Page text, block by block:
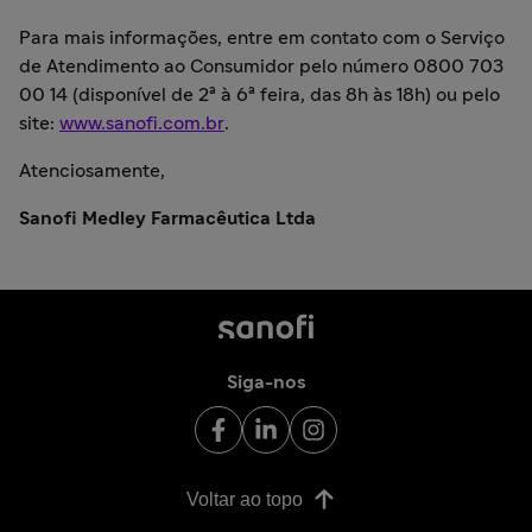
Para mais informações, entre em contato com o Serviço
de Atendimento ao Consumidor pelo número 0800 703
00 14 (disponível de 2ª à 6ª feira, das 8h às 18h) ou pelo
site: www.sanofi.com.br.
Atenciosamente,
Sanofi Medley Farmacêutica Ltda
Siga-nos
Voltar ao topo